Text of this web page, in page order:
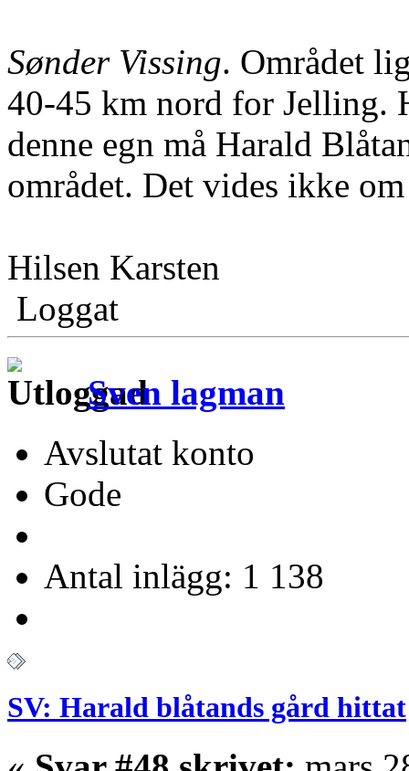
Sønder Vissing. Området
40-45 km nord for Jelling.
denne egn må Harald
området. Det vides ikke
Hilsen Karsten
Loggat
Sven lagman
Avslutat konto
Gode
Antal inlägg: 1 138
SV: Harald blåtands gård hittat